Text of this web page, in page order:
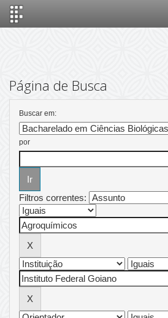
Página de Busca
Buscar em:
por
Filtros correntes: